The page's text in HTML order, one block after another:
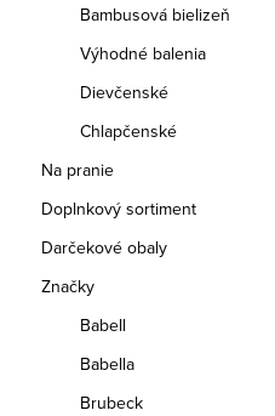
Bambusová bielizeň
Výhodné balenia
Dievčenské
Chlapčenské
Na pranie
Doplnkový sortiment
Darčekové obaly
Značky
Babell
Babella
Brubeck